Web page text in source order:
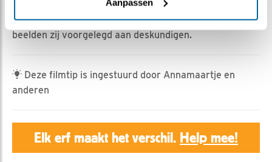
Aanpassen
Opmerking: Het is niet zeker dat dit meikevers zijn. De
beelden zij voorgelegd aan deskundigen.
Deze filmtip is ingestuurd door Annamaartje en
anderen
Elk erf maakt het verschil. Help mee!